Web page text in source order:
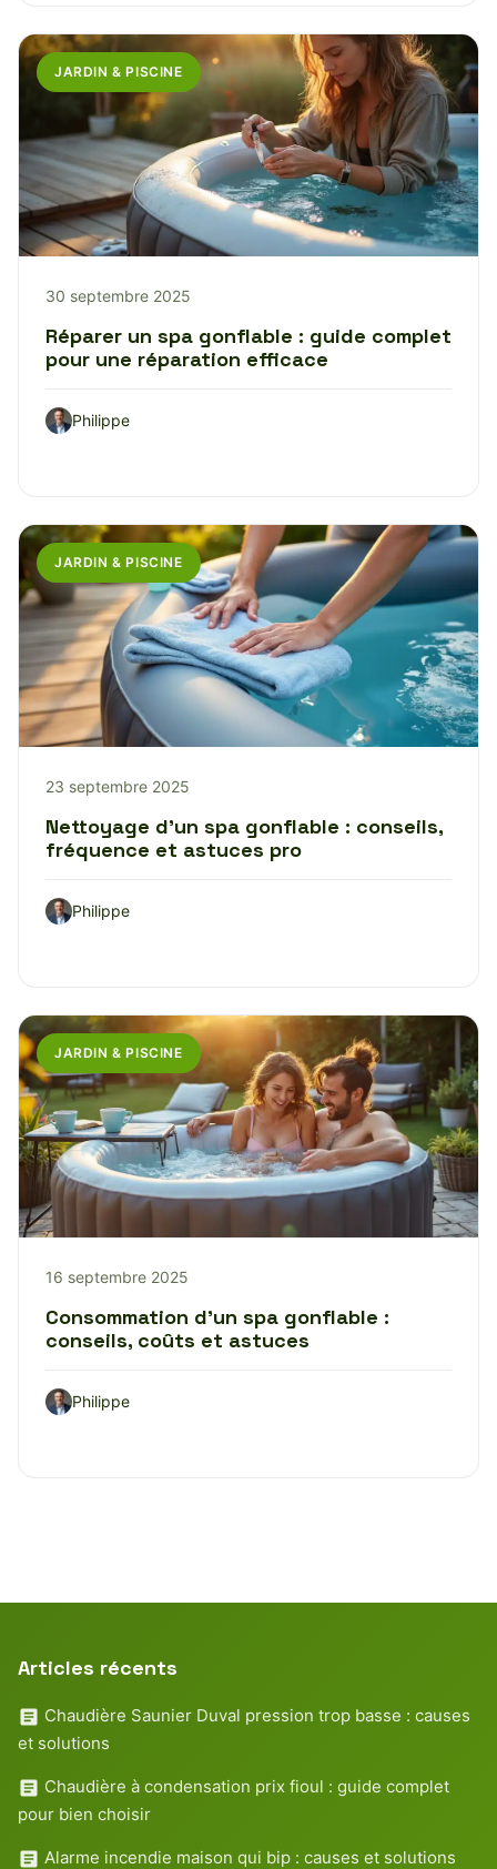
JARDIN & PISCINE
30 septembre 2025
Réparer un spa gonflable : guide complet
pour une réparation efficace
Philippe
JARDIN & PISCINE
23 septembre 2025
Nettoyage d’un spa gonflable : conseils,
fréquence et astuces pro
Philippe
JARDIN & PISCINE
16 septembre 2025
Consommation d’un spa gonflable :
conseils, coûts et astuces
Philippe
Articles récents
Chaudière Saunier Duval pression trop basse : causes
et solutions
Chaudière à condensation prix fioul : guide complet
pour bien choisir
Alarme incendie maison qui bip : causes et solutions